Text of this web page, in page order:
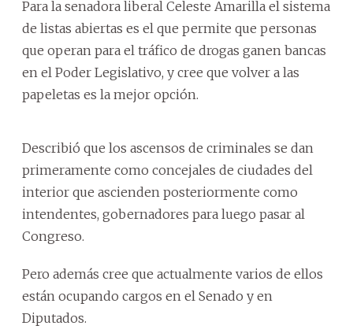
Para la senadora liberal Celeste Amarilla el sistema
de listas abiertas es el que permite que personas
que operan para el tráfico de drogas ganen bancas
en el Poder Legislativo, y cree que volver a las
papeletas es la mejor opción.
Describió que los ascensos de criminales se dan
primeramente como concejales de ciudades del
interior que ascienden posteriormente como
intendentes, gobernadores para luego pasar al
Congreso.
Pero además cree que actualmente varios de ellos
están ocupando cargos en el Senado y en
Diputados.